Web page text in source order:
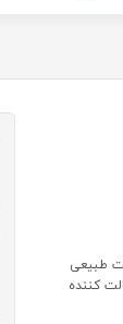
طبیعی
کننده